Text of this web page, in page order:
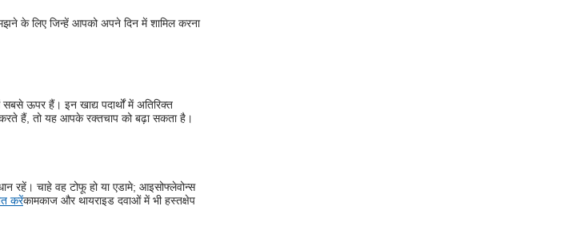
के लिए जिन्हें आपको अपने दिन में शामिल करना
सबसे ऊपर हैं। इन खाद्य पदार्थों में अतिरिक्त
करते हैं, तो यह आपके रक्तचाप को बढ़ा सकता है।
रहें। चाहे वह टोफू हो या एडामे; आइसोफ्लेवोन्स
करेंकामकाज और थायराइड दवाओं में भी हस्तक्षेप